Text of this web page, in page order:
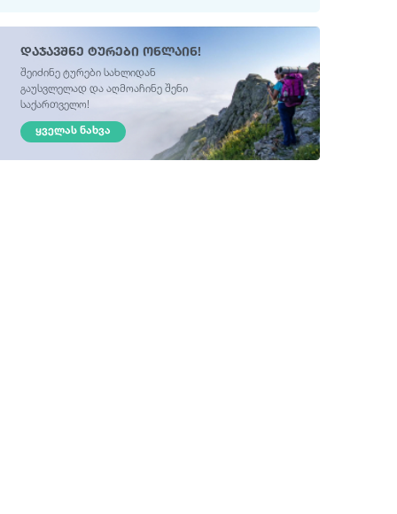
დაჯავშნე ტურები ონლაინ!
შეიძინე ტურები სახლიდან
გაუსვლელად და აღმოაჩინე შენი
საქართველო!
ᲧᲕᲔᲚᲐᲡ ᲜᲐᲮᲕᲐ